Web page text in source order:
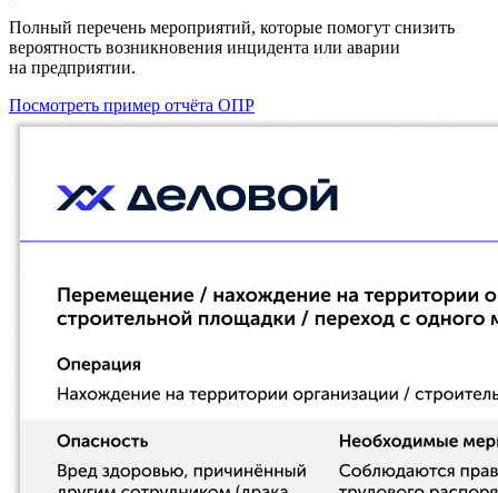
Полный перечень мероприятий, которые помогут снизить
вероятность возникновения инцидента или аварии
на предприятии.
Посмотреть пример отчёта ОПР